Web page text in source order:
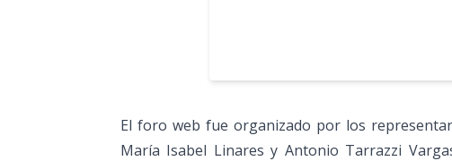
El foro web fue organizado por los
María Isabel Linares y Antonio Tarrazzi